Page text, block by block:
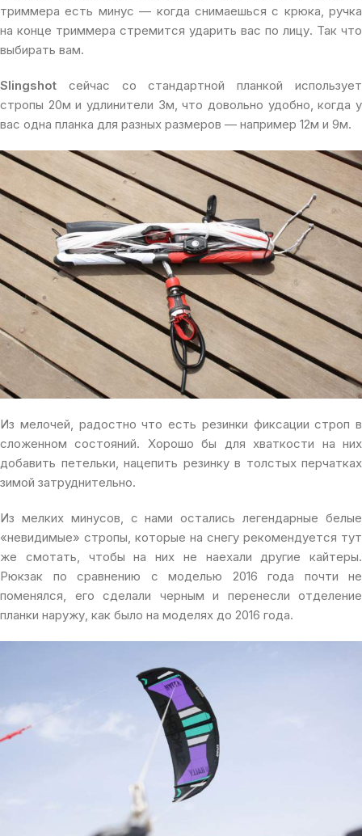
триммера есть минус — когда снимаешься с крюка, ручка
на конце триммера стремится ударить вас по лицу. Так что
выбирать вам.
Slingshot сейчас со стандартной планкой использует
стропы 20м и удлинители 3м, что довольно удобно, когда у
вас одна планка для разных размеров — например 12м и 9м.
Из мелочей, радостно что есть резинки фиксации строп в
сложенном состояний. Хорошо бы для хваткости на них
добавить петельки, нацепить резинку в толстых перчатках
зимой затруднительно.
Из мелких минусов, с нами остались легендарные белые
«невидимые» стропы, которые на снегу рекомендуется тут
же смотать, чтобы на них не наехали другие кайтеры.
Рюкзак по сравнению с моделью 2016 года почти не
поменялся, его сделали черным и перенесли отделение
планки наружу, как было на моделях до 2016 года.